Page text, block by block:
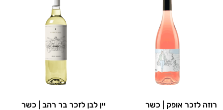
רוזה לזכר אופק | כשר יין לבן לזכר בר רהב | כשר